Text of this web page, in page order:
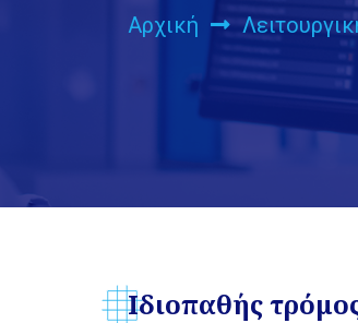
Αρχική
Ιδιοπαθής